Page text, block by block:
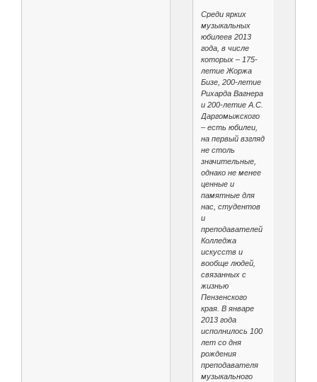
Среди ярких
музыкальных
юбилеев 2013
года, в числе
которых – 175-
летие Жоржа
Бизе, 200-летие
Рихарда Вагнера
и 200-летие А.С.
Даргомыжского
– есть юбилеи,
на первый взгляд
не столь
значительные,
однако не менее
ценные и
памятные для
нас, студентов
и
преподавателей
Колледжа
искусств и
вообще людей,
связанных с
жизнью
Пензенского
края. В январе
2013 года
исполнилось 100
лет со дня
рождения
преподавателя
музыкального